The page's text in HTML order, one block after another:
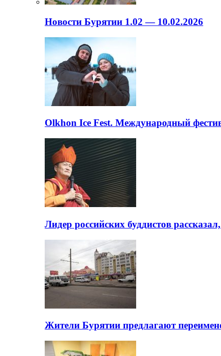
Новости Бурятии 1.02 — 10.02.2026
Olkhon Ice Fest. Международный
Лидер российских буддистов
Жители Бурятии предлагают